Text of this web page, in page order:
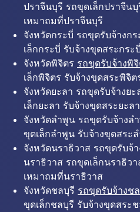
ปราจีนบุรี รถขุดเล็กปราจีน
เหมาถมที่ปราจีนบุรี
จังหวัดกระบี่ รถขุดรับจ้างก
เล็กกระบี่ รับจ้างขุดสระกร
จังหวัดพิจิตร รถขุดรับจ้างพิ
เล็กพิจิตร รับจ้างขุดสระพิจิ
จังหวัดยะลา รถขุดรับจ้างย
เล็กยะลา รับจ้างขุดสระยะล
จังหวัดลำพูน รถขุดรับจ้างล
ขุดเล็กลำพูน รับจ้างขุดสระ
จังหวัดนราธิวาส รถขุดรับจ้
นราธิวาส รถขุดเล็กนราธิว
เหมาถมที่นราธิวาส
จังหวัดชลบุรี รถขุดรับจ้างช
ขุดเล็กชลบุรี รับจ้างขุดสระ